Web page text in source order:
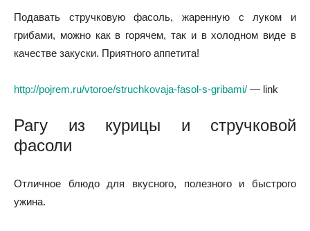
Подавать стручковую фасоль, жаренную с луком и
грибами, можно как в горячем, так и в холодном виде в
качестве закуски. Приятного аппетита!
http://pojrem.ru/vtoroe/struchkovaja-fasol-s-gribami/ — link
Рагу из курицы и стручковой
фасоли
Отличное блюдо для вкусного, полезного и быстрого
ужина.